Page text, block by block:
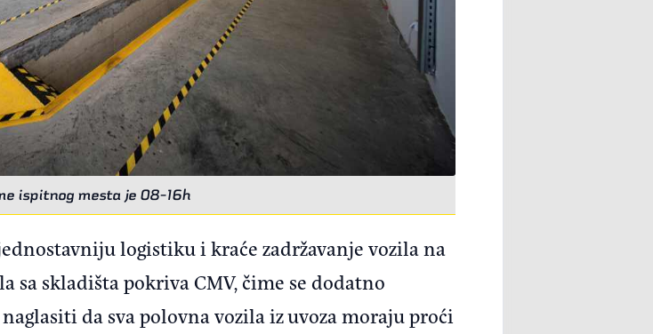
ispitnog mesta je 08-16h
logistiku i kraće zadržavanje vozila na
sa skladišta pokriva CMV, čime se dodatno
da sva polovna vozila iz uvoza moraju proći